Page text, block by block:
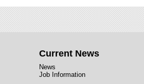
Current News
News
Job Information